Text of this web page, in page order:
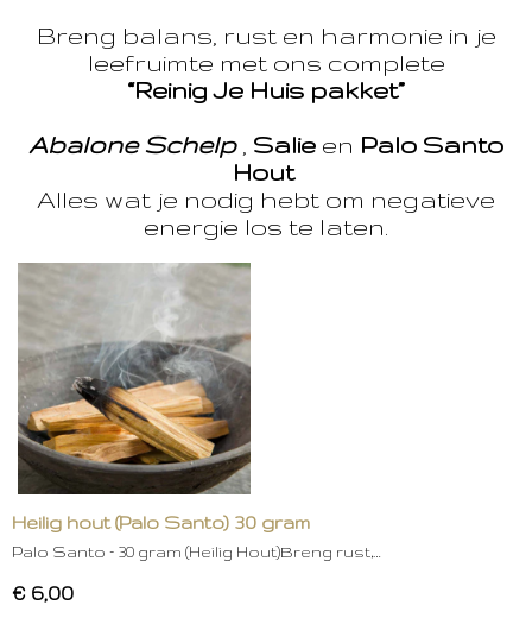
Breng balans, rust en harmonie in je
leefruimte met ons complete
“Reinig Je Huis pakket”
Abalone Schelp, Salie en Palo Santo
Hout
Alles wat je nodig hebt om negatieve
energie los te laten.
Heilig hout (Palo Santo) 30 gram
Palo Santo – 30 gram (Heilig Hout)Breng rust,…
€ 6,00